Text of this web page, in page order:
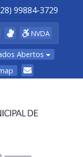
99884-3729
NVDA
Abertos